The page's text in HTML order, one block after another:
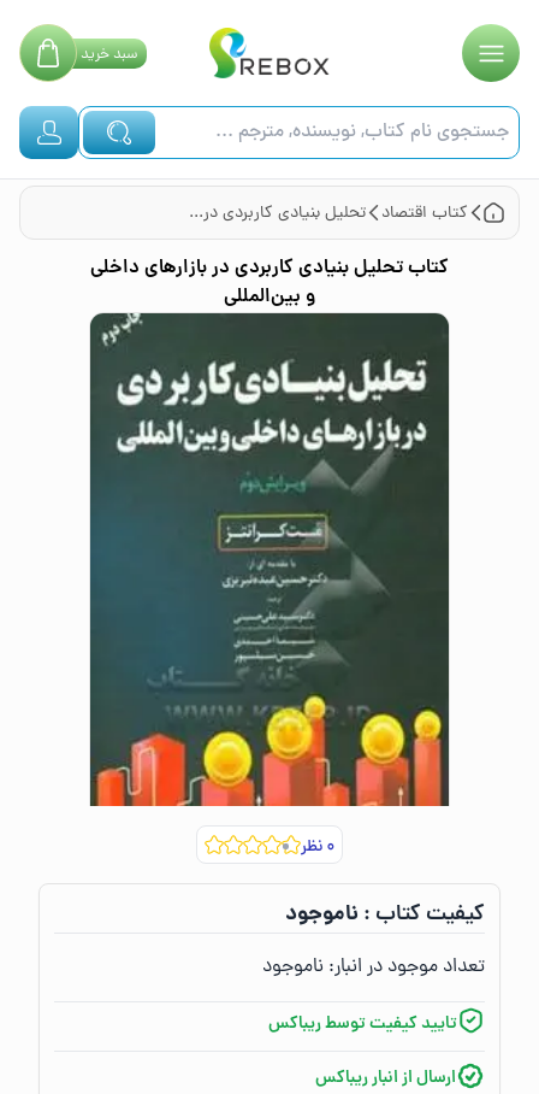
سبدخرید
کتاب اقتصاد تحلیل بنیادی کاربردی در بازارهای داخلی و بین‌المللی
کتابتحلیل بنیادی کاربردی در بازارهای داخلی
و بین‌المللی
۰نظر
کیفیت کتاب :‌ ناموجود
تعداد موجود در انبار:‌ ناموجود
تایید کیفیت توسط ریباکس
ارسال از انبار ریباکس